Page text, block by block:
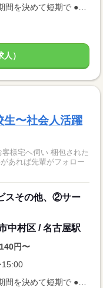
【自己申告制】 ●空いた時間だけ ●期間を決めて短期で ●週3日でバランスよく ◎仕事は毎日あります！ 入りたい時に入って、休みたい時に休む♪ ★安定してお仕事あり AMのみ/PMのみもOK♪
）
生〜社会人活躍
様宅へ伺い 梱包された
あれば先輩がフォロー
スその他、②サー
中村区 / 名古屋駅
円〜
【自己申告制】 ●空いた時間だけ ●期間を決めて短期で ●週3日でバランスよく ◎仕事は毎日あります！ 入りたい時に入って、休みたい時に休む♪ ★安定してお仕事あり AMのみ/PMのみもOK♪